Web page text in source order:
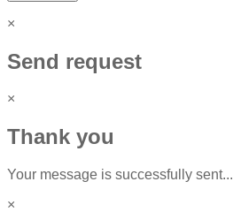
×
Send request
×
Thank you
Your message is successfully sent...
×